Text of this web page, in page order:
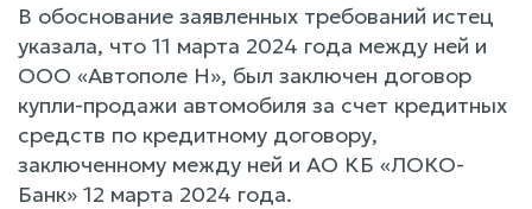
В обоснование заявленных требований истец
указала, что 11 марта 2024 года между ней и
ООО «Автополе Н», был заключен договор
купли-продажи автомобиля за счет кредитных
средств по кредитному договору,
заключенному между ней и АО КБ «ЛОКО-
Банк» 12 марта 2024 года.